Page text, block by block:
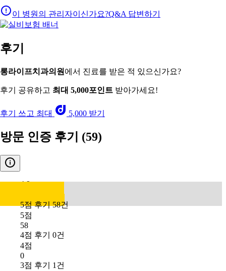
이 병원의 관리자이신가요?Q&A 답변하기
후기
롱라이프치과의원 에서 진료를 받은 적 있으신가요?
후기 공유하고 최대 5,000포인트 받아가세요!
후기 쓰고 최대 5,000 받기
방문 인증 후기 (59)
4.9
5점 후기 58건
5점
58
4점 후기 0건
4점
0
3점 후기 1건